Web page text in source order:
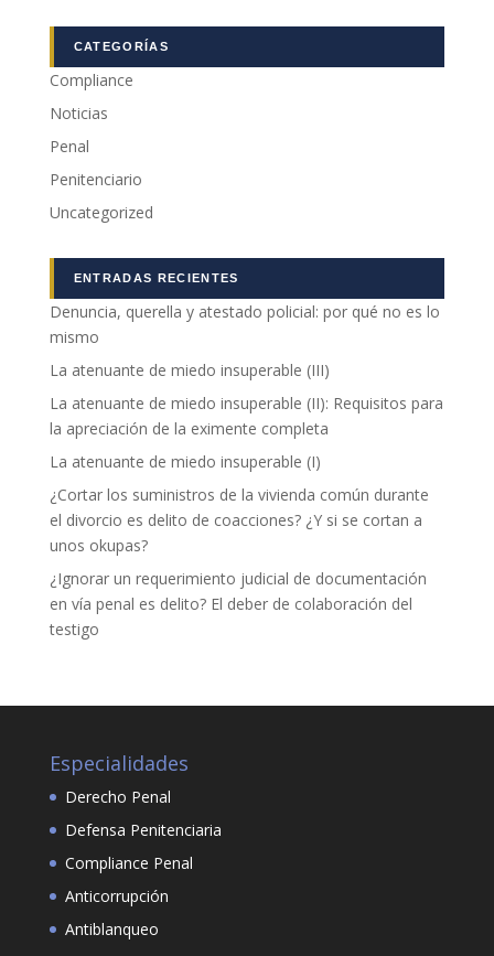
CATEGORÍAS
Compliance
Noticias
Penal
Penitenciario
Uncategorized
ENTRADAS RECIENTES
Denuncia, querella y atestado policial: por qué no es lo
mismo
La atenuante de miedo insuperable (III)
La atenuante de miedo insuperable (II): Requisitos para
la apreciación de la eximente completa
La atenuante de miedo insuperable (I)
¿Cortar los suministros de la vivienda común durante
el divorcio es delito de coacciones? ¿Y si se cortan a
unos okupas?
¿Ignorar un requerimiento judicial de documentación
en vía penal es delito? El deber de colaboración del
testigo
Especialidades
Derecho Penal
Defensa Penitenciaria
Compliance Penal
Anticorrupción
Antiblanqueo